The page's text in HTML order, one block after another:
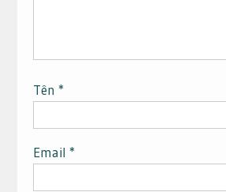
Tên *
Email *